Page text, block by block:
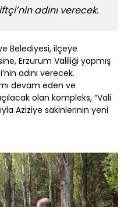
adını verecek.
Belediyesi, ilçeye
Erzurum Valiliği yapmış
adını verecek.
devam eden ve
olan kompleks, “Vali
Aziziye sakinlerinin yeni